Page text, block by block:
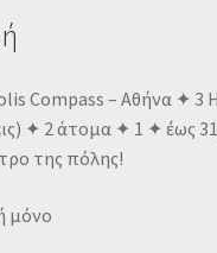
Compass – Αθήνα ✦ 3
✦ 2 άτομα ✦ 1 ✦ έως
της πόλης!
μόνο